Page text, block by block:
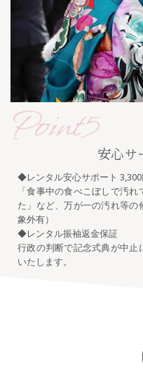
Point5
安心サ
◆レンタル安心サポート 3,300
「食事中の食べこぼしで汚
た」など、万が一の汚れ等
象外有）
◆レンタル振袖返金保証
行政の判断で記念式典が中止
いたします。